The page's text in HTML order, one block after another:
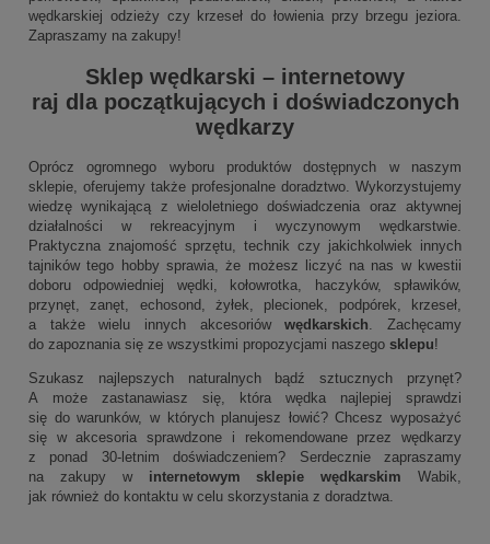
wędkarskiej odzieży czy krzeseł do łowienia przy brzegu jeziora.
Zapraszamy na zakupy!
Sklep wędkarski – internetowy
raj dla początkujących i doświadczonych
wędkarzy
Oprócz ogromnego wyboru produktów dostępnych w naszym
sklepie, oferujemy także profesjonalne doradztwo. Wykorzystujemy
wiedzę wynikającą z wieloletniego doświadczenia oraz aktywnej
działalności w rekreacyjnym i wyczynowym wędkarstwie.
Praktyczna znajomość sprzętu, technik czy jakichkolwiek innych
tajników tego hobby sprawia, że możesz liczyć na nas w kwestii
doboru odpowiedniej wędki, kołowrotka, haczyków, spławików,
przynęt, zanęt, echosond, żyłek, plecionek, podpórek, krzeseł,
a także wielu innych akcesoriówwędkarskich . Zachęcamy
do zapoznania się ze wszystkimi propozycjami naszego sklepu!
Szukasz najlepszych naturalnych bądź sztucznych przynęt?
A może zastanawiasz się, która wędka najlepiej sprawdzi
się do warunków, w których planujesz łowić? Chcesz wyposażyć
się w akcesoria sprawdzone i rekomendowane przez wędkarzy
z ponad 30-letnim doświadczeniem? Serdecznie zapraszamy
na zakupy w internetowym sklepie wędkarskim Wabik,
jak również do kontaktu w celu skorzystania z doradztwa.